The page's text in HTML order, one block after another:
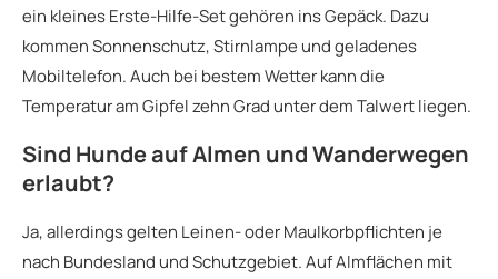
ein kleines Erste-Hilfe-Set gehören ins Gepäck. Dazu
kommen Sonnenschutz, Stirnlampe und geladenes
Mobiltelefon. Auch bei bestem Wetter kann die
Temperatur am Gipfel zehn Grad unter dem Talwert liegen.
Sind Hunde auf Almen und Wanderwegen
erlaubt?
Ja, allerdings gelten Leinen- oder Maulkorbpflichten je
nach Bundesland und Schutzgebiet. Auf Almflächen mit